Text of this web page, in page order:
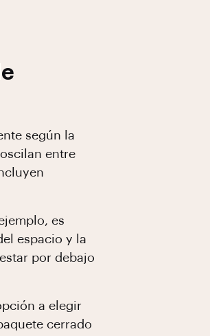
según la
entre
es
espacio y la
por debajo
a elegir
cerrado